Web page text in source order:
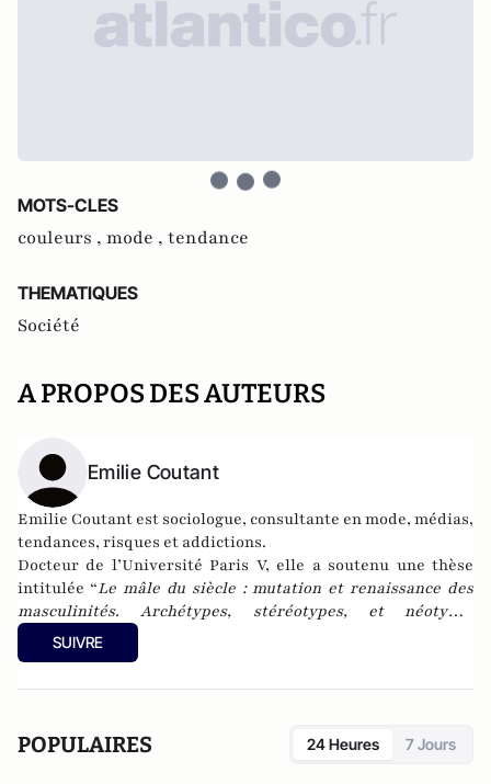
MOTS-CLES
couleurs , mode , tendance
THEMATIQUES
Société
A PROPOS DES AUTEURS
Emilie Coutant
Emilie Coutant est sociologue, consultante en mode, médias,
tendances, risques et addictions.
Docteur de l’Université Paris V, elle a soutenu une thèse
intitulée “Le mâle du siècle : mutation et renaissance des
masculinités. Archétypes, stéréotypes, et néotypes
masculins dans les iconographies médiatiques
Fondatrice et dirigeante de la société d’études qualitatives
écoles de mode, elle est également Présidente du Groupe
SUIVRE
POPULAIRES 24 Heures 7 Jours